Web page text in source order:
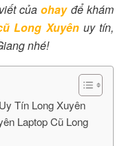
củaohayđể khám
Long Xuyênuy tín,
nhé!
Tín Long Xuyên
Laptop Cũ Long